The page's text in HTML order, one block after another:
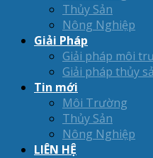
Thủy Sản
Nông Nghiệp
Giải Pháp
Giải pháp môi
Giải pháp thủy
Tin mới
Môi Trường
Thủy Sản
Nông Nghiệp
LIÊN HỆ